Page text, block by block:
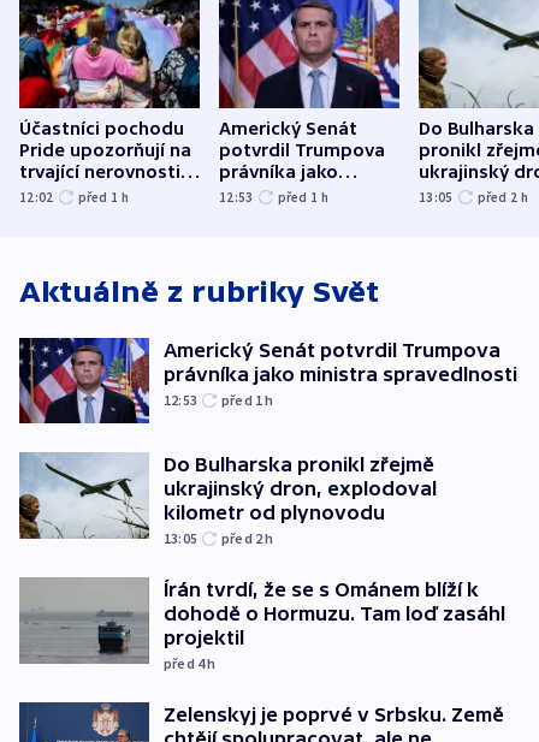
Účastníci pochodu
Pride upozorňují na
trvající nerovnosti i
společenskou
12:02 před 1 h
Americký Senát
potvrdil Trumpova
právníka jako
ministra
12:53 před 1 h
Do Bulharska
pronikl
ukrajinský
explodoval
13:05 před 2 h
Aktuálně z rubriky Svět
Americký Senát potvrdil Trumpova
právníka jako ministra spravedlnosti
12:53 před 1h
Do Bulharska pronikl zřejmě
ukrajinský dron, explodoval
kilometr od plynovodu
13:05 před 2h
Írán tvrdí, že se s Ománem blíží k
dohodě o Hormuzu. Tam loď zasáhl
projektil
před 4h
Zelenskyj je poprvé v Srbsku. Země